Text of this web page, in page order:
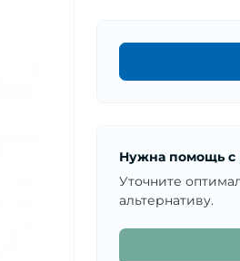
Нужна помощь с
Уточните
альтернативу.